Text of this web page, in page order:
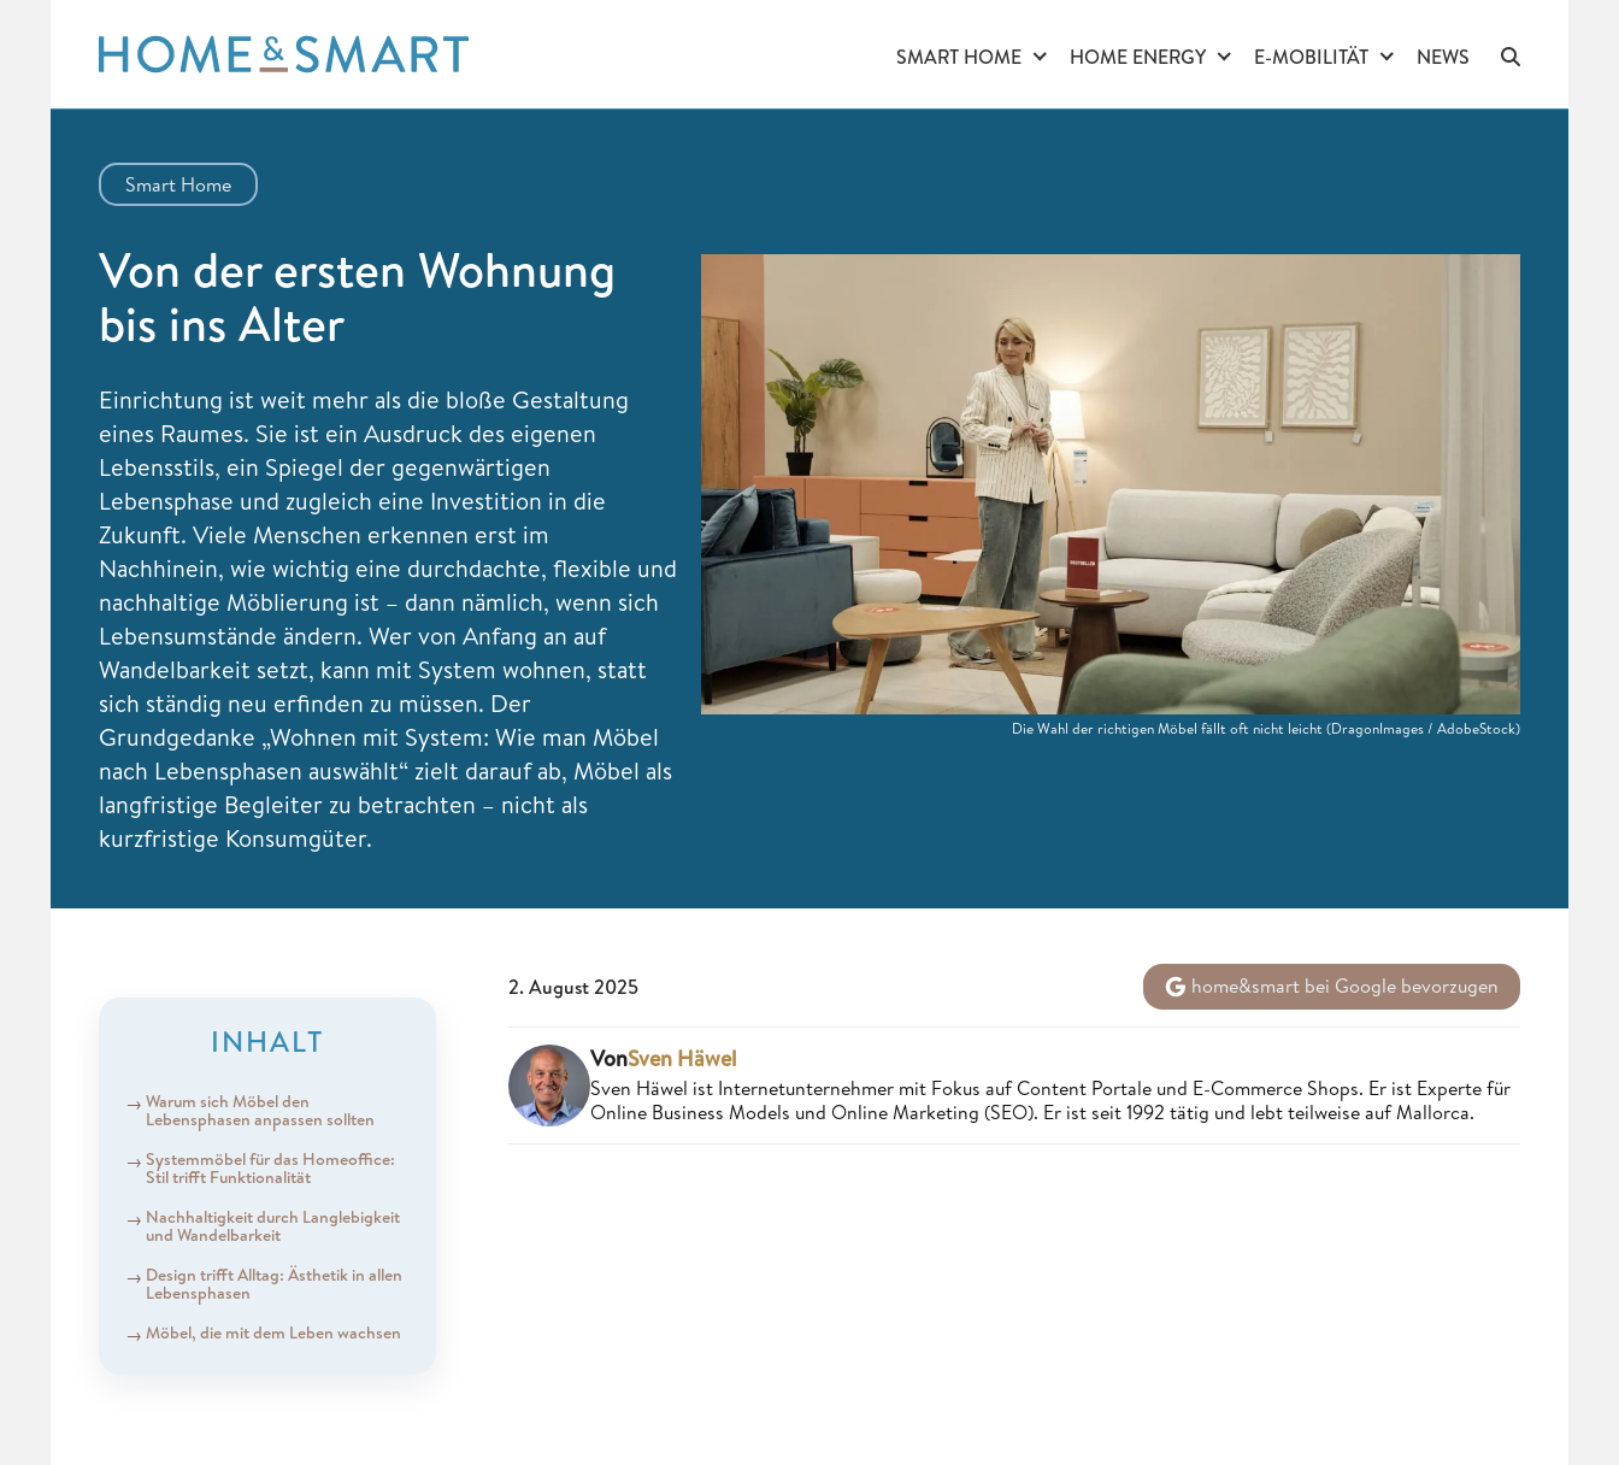
content
SMART HOME HOME ENERGY E-MOBILITÄT NEWS
Smart Home
Von der ersten Wohnung
bis ins Alter
Einrichtung ist weit mehr als die bloße Gestaltung
eines Raumes. Sie ist ein Ausdruck des eigenen
Lebensstils, ein Spiegel der gegenwärtigen
Lebensphase und zugleich eine Investition in die
Zukunft. Viele Menschen erkennen erst im
Nachhinein, wie wichtig eine durchdachte, flexible und
nachhaltige Möblierung ist – dann nämlich, wenn sich
Lebensumstände ändern. Wer von Anfang an auf
Wandelbarkeit setzt, kann mit System wohnen, statt
sich ständig neu erfinden zu müssen. Der
Grundgedanke „Wohnen mit System: Wie man Möbel
nach Lebensphasen auswählt“ zielt darauf ab, Möbel als
langfristige Begleiter zu betrachten – nicht als
kurzfristige Konsumgüter.
Die Wahl der richtigen Möbel fällt oft nicht leicht (DragonImages / AdobeStock)
INHALT
Warum sich Möbel den
Lebensphasen anpassen sollten
Systemmöbel für das Homeoffice:
Stil trifft Funktionalität
Nachhaltigkeit durch Langlebigkeit
und Wandelbarkeit
Design trifft Alltag: Ästhetik in allen
Lebensphasen
Möbel, die mit dem Leben wachsen
2. August 2025 home&smart bei Google bevorzugen
VonSven Häwel
Sven Häwel ist Internetunternehmer mit Fokus auf Content Portale und E-Commerce Shops. Er ist Experte für
Online Business Models und Online Marketing (SEO). Er ist seit 1992 tätig und lebt teilweise auf Mallorca.